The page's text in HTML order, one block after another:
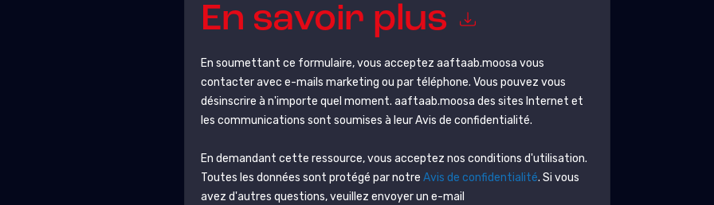
En savoir plus
En soumettant ce formulaire, vous acceptezaaftaab.moosa vous
contacter avec e-mails marketing ou par téléphone. Vous pouvez vous
désinscrire à n'importe quel moment.aaftaab.moosa des sites Internet et
les communications sont soumises à leur Avis de confidentialité.
En demandant cette ressource, vous acceptez nos conditions d'utilisation.
Toutes les données sont protégé par notreAvis de confidentialité. Si vous
avez d'autres questions, veuillez envoyer un e-mail